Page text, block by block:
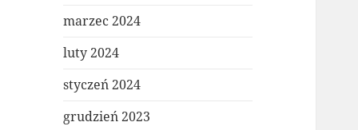
marzec 2024
luty 2024
styczeń 2024
grudzień 2023